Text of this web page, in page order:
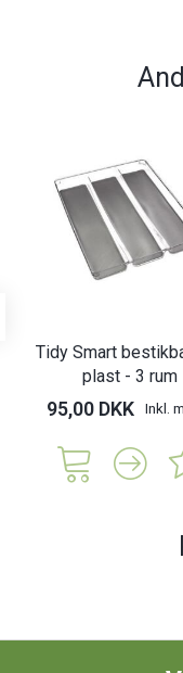
Tidy Smart
plast - 3 rum
95,00 DKK Inkl.